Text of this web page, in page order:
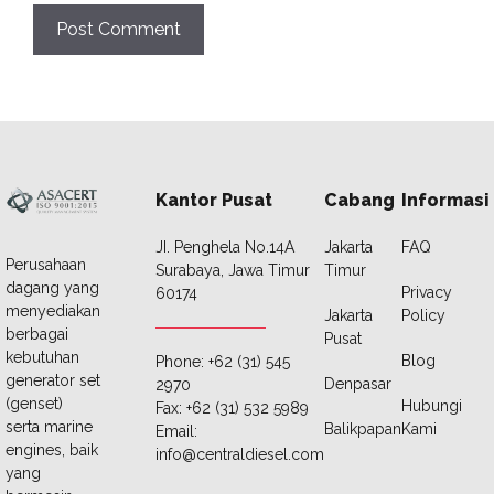
Perusahaan
dagang yang
menyediakan
berbagai
kebutuhan
generator set
(genset)
serta marine
engines, baik
yang
Kantor Pusat
JI. Penghela No.14A
Surabaya, Jawa Timur
60174
Phone: +62 (31) 545
2970
Fax: +62 (31) 532 5989
Email:
info@centraldiesel.com
Cabang
Jakarta
Timur
Jakarta
Pusat
Denpasar
Balikpapan
Informasi
FAQ
Privacy
Policy
Blog
Hubungi
Kami